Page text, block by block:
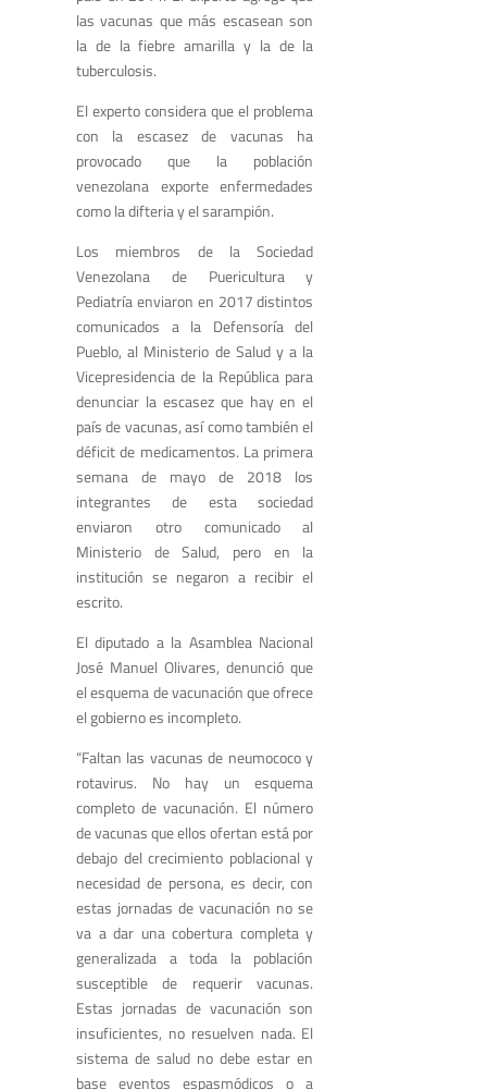
las vacunas que más escasean son
la de la fiebre amarilla y la de la
tuberculosis.
El experto considera que el problema
con la escasez de vacunas ha
provocado que la población
venezolana exporte enfermedades
como la difteria y el sarampión.
Los miembros de la Sociedad
Venezolana de Puericultura y
Pediatría enviaron en 2017 distintos
comunicados a la Defensoría del
Pueblo, al Ministerio de Salud y a la
Vicepresidencia de la República para
denunciar la escasez que hay en el
país de vacunas, así como también el
déficit de medicamentos. La primera
semana de mayo de 2018 los
integrantes de esta sociedad
enviaron otro comunicado al
Ministerio de Salud, pero en la
institución se negaron a recibir el
escrito.
El diputado a la Asamblea Nacional
José Manuel Olivares, denunció que
el esquema de vacunación que ofrece
el gobierno es incompleto.
“Faltan las vacunas de neumococo y
rotavirus. No hay un esquema
completo de vacunación. El número
de vacunas que ellos ofertan está por
debajo del crecimiento poblacional y
necesidad de persona, es decir, con
estas jornadas de vacunación no se
va a dar una cobertura completa y
generalizada a toda la población
susceptible de requerir vacunas.
Estas jornadas de vacunación son
insuficientes, no resuelven nada. El
sistema de salud no debe estar en
base eventos espasmódicos o a